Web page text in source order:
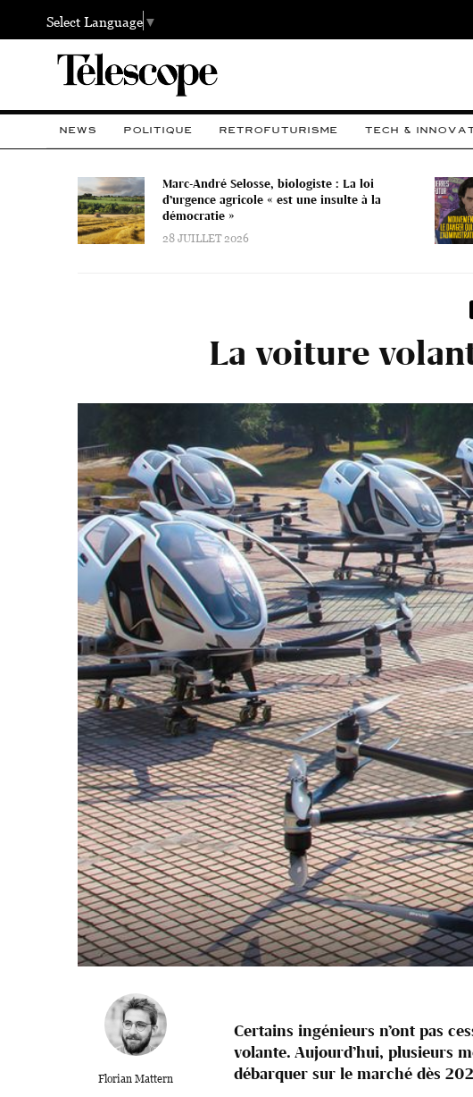
Select Language▼
NEWS POLITIQUE RETROFUTURISME TECH &
Marc-André Selosse, biologiste : La loi
d’urgence agricole « est une insulte à la
démocratie »
28 JUILLET 2026
La voiture
Florian Mattern
Certains ingénieurs n’ont pas
volante. Aujourd’hui, plusieurs
débarquer sur le marché dès